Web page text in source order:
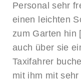
Personal sehr
einen leichten
zum Garten hin
auch über sie
Taxifahrer
mit ihm mit